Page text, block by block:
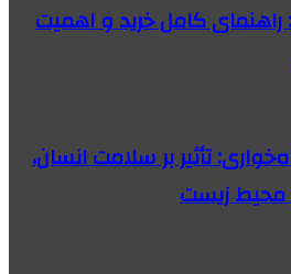
راهنمای کامل خرید و اهمیت
تأثیر بر سلامت انسان،
محیط زیست